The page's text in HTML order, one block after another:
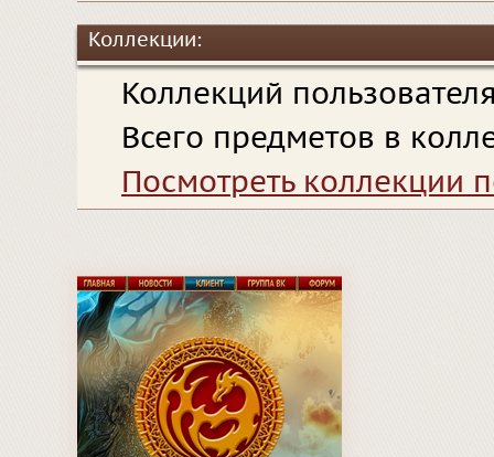
Коллекции:
Коллекций
Всего предметов в
Посмотреть коллекции